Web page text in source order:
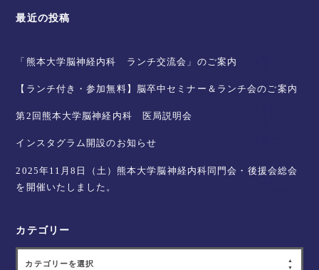
最近の投稿
「熊本大学脳神経内科 ランチ交流会」のご案内
【ランチ付き・参加無料】脳卒中セミナー＆ランチ会のご案内
第2回熊本大学脳神経内科 医局説明会
インスタグラム開設のお知らせ
2025年11月8日（土）熊本大学脳神経内科同門会・後援会総会
を開催いたしました。
カテゴリー
カテゴリーを選択